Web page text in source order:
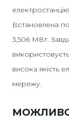
Встановлена
3,506 МВт.
висока якість
мережу.